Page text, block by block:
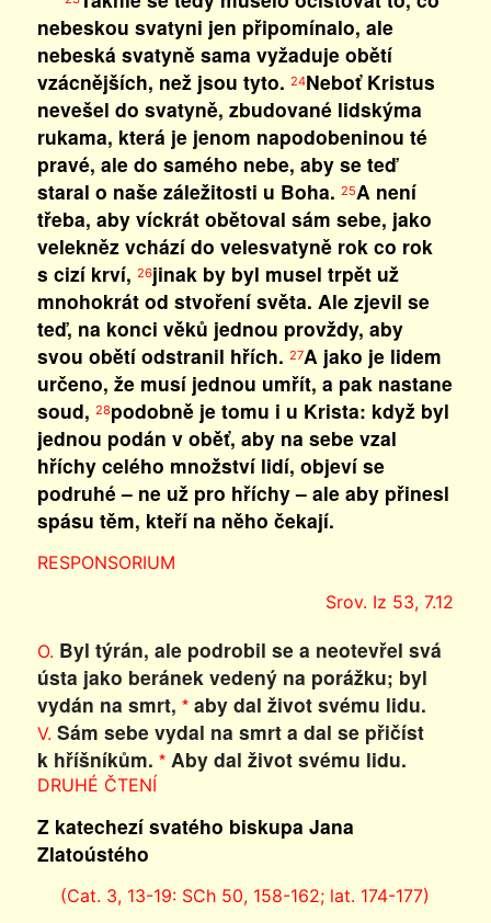
nebeskou svatyni jen připomínalo, ale
nebeská svatyně sama vyžaduje obětí
vzácnějších, než jsou tyto. 24Neboť Kristus
nevešel do svatyně, zbudované lidskýma
rukama, která je jenom napodobeninou té
pravé, ale do samého nebe, aby se teď
staral o naše záležitosti u Boha. 25A není
třeba, aby víckrát obětoval sám sebe, jako
velekněz vchází do velesvatyně rok co rok
s cizí krví, 26jinak by byl musel trpět už
mnohokrát od stvoření světa. Ale zjevil se
teď, na konci věků jednou provždy, aby
svou obětí odstranil hřích. 27A jako je lidem
určeno, že musí jednou umřít, a pak nastane
soud, 28podobně je tomu i u Krista: když byl
jednou podán v oběť, aby na sebe vzal
hříchy celého množství lidí, objeví se
podruhé – ne už pro hříchy – ale aby přinesl
spásu těm, kteří na něho čekají.
RESPONSORIUM
Srov. Iz 53, 7.12
O. Byl týrán, ale podrobil se a neotevřel svá
ústa jako beránek vedený na porážku; byl
vydán na smrt, *aby dal život svému lidu.
V. Sám sebe vydal na smrt a dal se přičíst
k hříšníkům. *Aby dal život svému lidu.
DRUHÉ ČTENÍ
Z katechezí svatého biskupa Jana
Zlatoústého
(Cat. 3, 13-19: SCh 50, 158-162; lat. 174-177)